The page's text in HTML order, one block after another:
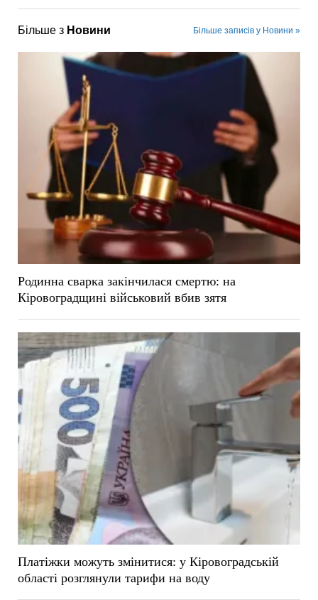
Більше з Новини Більше записів у Новини »
Родинна сварка закінчилася смертю: на
Кіровоградщині військовий вбив зятя
Платіжки можуть змінитися: у Кіровоградській
області розглянули тарифи на воду